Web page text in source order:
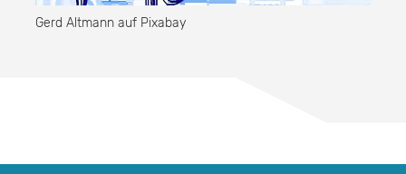
Gerd Altmann auf Pixabay